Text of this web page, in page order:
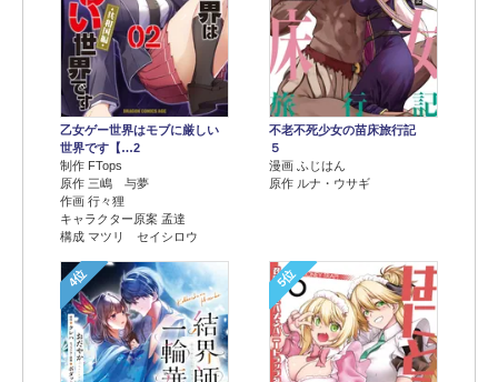
乙女ゲー世界はモブに厳しい
世界です【…2
制作 FTops
原作 三嶋 与夢
作画 行々狸
キャラクター原案 孟達
構成 マツリ セイシロウ
不老不死少女の苗床旅行記
５
漫画 ふじはん
原作 ルナ・ウサギ
4位 5位